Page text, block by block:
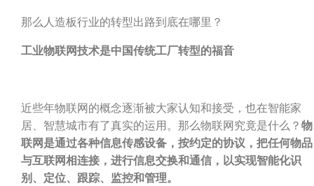
那么人造板行业的转型出路到底在哪里？
工业物联网技术是中国传统工厂转型的福音
近些年物联网的概念逐渐被大家认知和接受，也在智能家
居、智慧城市有了真实的运用。那么物联网究竟是什么？ 物
联网是通过各种信息传感设备，按约定的协议，把任何物品
与互联网相连接，进行信息交换和通信，以实现智能化识
别、定位、跟踪、监控和管理。